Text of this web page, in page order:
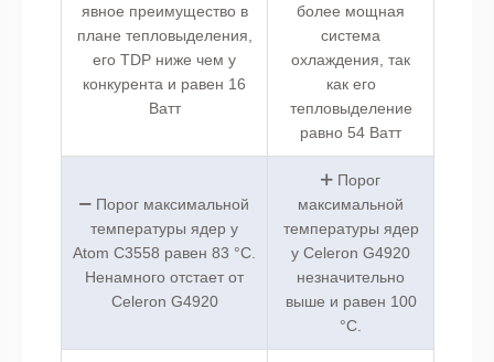
явное преимущество в
плане тепловыделения,
его TDP ниже чем у
конкурента и равен 16
Ватт
более мощная
система
охлаждения, так
как его
тепловыделение
равно 54 Ватт
Порог максимальной
температуры ядер у
Atom C3558 равен 83 °C.
Ненамного отстает от
Celeron G4920
Порог
максимальной
температуры ядер
у Celeron G4920
незначительно
выше и равен 100
°C.